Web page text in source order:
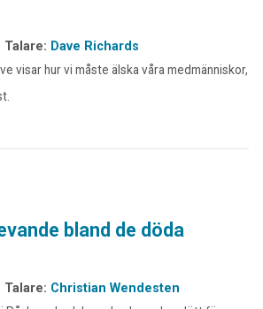
Talare: Dave Richards
visar hur vi måste älska våra medmänniskor,
bland de döda
Talare: Christian Wendesten